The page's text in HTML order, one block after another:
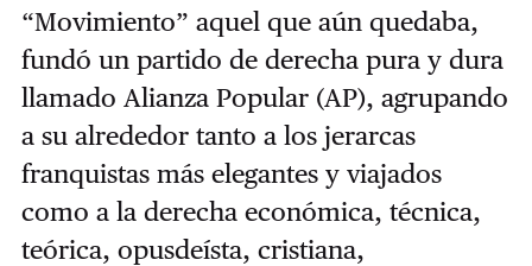
“Movimiento” aquel que aún quedaba,
fundó un partido de derecha pura y dura
llamado Alianza Popular (AP), agrupando
a su alrededor tanto a los jerarcas
franquistas más elegantes y viajados
como a la derecha económica, técnica,
teórica, opusdeísta, cristiana,